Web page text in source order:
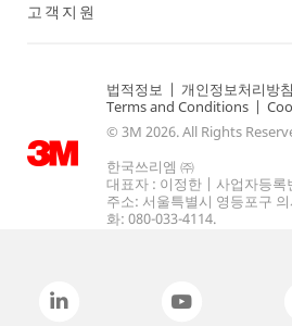
고객지원
법적정보 | 개인정보처리방침
Terms and Conditions |
© 3M 2026. All Rights
한국쓰리엠 ㈜
대표자 : 이정한 | 사업자등록
주소: 서울특별시 영등포구
화: 080-033-4114.